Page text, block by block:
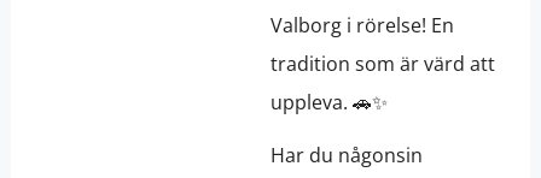
Valborg i rörelse! En
tradition som är värd att
uppleva. 🚗✨
Har du någonsin